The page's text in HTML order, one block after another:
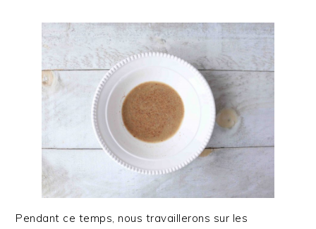
Pendant ce temps, nous travaillerons sur les